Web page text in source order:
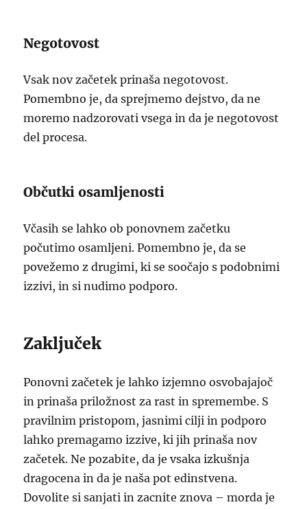
Negotovost
Vsak nov začetek prinaša negotovost.
Pomembno je, da sprejmemo dejstvo, da ne
moremo nadzorovati vsega in da je negotovost
del procesa.
Občutki osamljenosti
Včasih se lahko ob ponovnem začetku
počutimo osamljeni. Pomembno je, da se
povežemo z drugimi, ki se soočajo s podobnimi
izzivi, in si nudimo podporo.
Zaključek
Ponovni začetek je lahko izjemno osvobajajoč
in prinaša priložnost za rast in spremembe. S
pravilnim pristopom, jasnimi cilji in podporo
lahko premagamo izzive, ki jih prinaša nov
začetek. Ne pozabite, da je vsaka izkušnja
dragocena in da je naša pot edinstvena.
Dovolite si sanjati in zacnite znova – morda je